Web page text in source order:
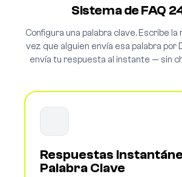
Sistema de FAQ
Configura una palabra clave. Escribe la
vez que alguien envía esa palabra por
envía tu respuesta al instante — sin
Respuestas
Palabra Clave